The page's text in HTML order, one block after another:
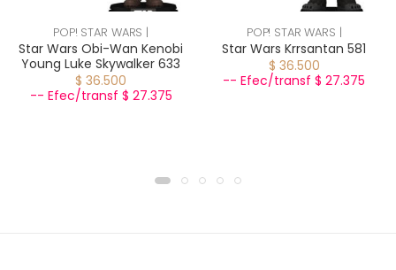
POP! STAR WARS |
Star Wars Obi-Wan Kenobi
Young Luke Skywalker 633
$ 36.500
-- Efec/transf $ 27.375
POP! STAR WARS |
Star Wars Krrsantan 581
$ 36.500
-- Efec/transf $ 27.375